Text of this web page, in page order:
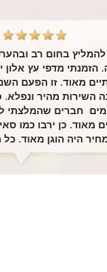
בחום רב
הזמנתי מדפי עץ אלון
מאוד. זו הפעם
השירות מהיר ונפלא.
חברים שהמלצתי
מאוד. כן ירבו כמו
היה הוגן מאוד. כל